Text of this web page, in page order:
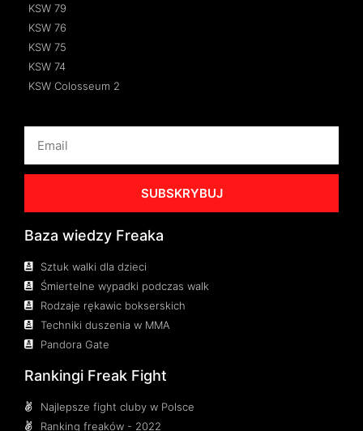
KSW 79
KSW 76
KSW 75
KSW 74
KSW Colosseum 2
SUBSKRYBUJ
Baza wiedzy Freaka
Sztuk walki dla dzieci
Śmiertelne wypadki podczas walk
Rodzaje rękawic bokserskich
Techniki duszenia w MMA
Pandora Gate
Rankingi Freak Fight
Najlepsze fight cluby w Polsce
Ranking freaków - 2022